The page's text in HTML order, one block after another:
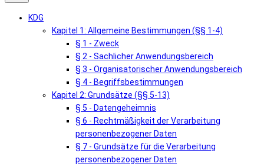
KDG
Kapitel 1: Allgemeine Bestimmungen (§§ 1-4)
§ 1 - Zweck
§ 2 - Sachlicher Anwendungsbereich
§ 3 - Organisatorischer Anwendungsbereich
§ 4 - Begriffsbestimmungen
Kapitel 2: Grundsätze (§§ 5-13)
§ 5 - Datengeheimnis
§ 6 - Rechtmäßigkeit der Verarbeitung
personenbezogener Daten
§ 7 - Grundsätze für die Verarbeitung
personenbezogener Daten